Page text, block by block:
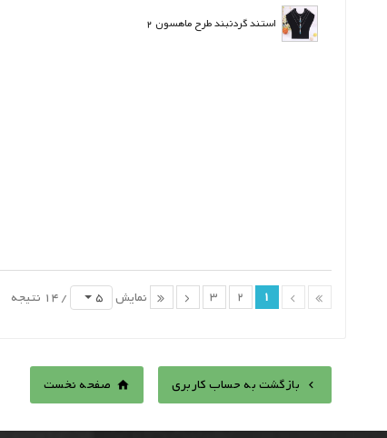
استند گردنبند طرح ماهسون 2
نمایش 5 / 14 نتیجه 1
2
3
 بازگشت به حساب کاربری  صفحه نخست